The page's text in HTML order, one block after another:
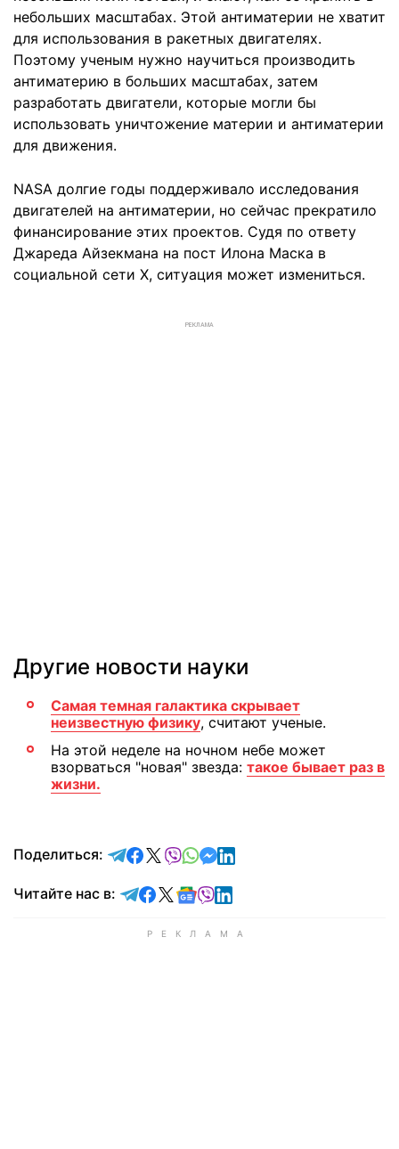
небольших масштабах. Этой антиматерии не хватит
для использования в ракетных двигателях.
Поэтому ученым нужно научиться производить
антиматерию в больших масштабах, затем
разработать двигатели, которые могли бы
использовать уничтожение материи и антиматерии
для движения.
NASA долгие годы поддерживало исследования
двигателей на антиматерии, но сейчас прекратило
финансирование этих проектов. Судя по ответу
Джареда Айзекмана на пост Илона Маска в
социальной сети Х, ситуация может измениться.
РЕКЛАМА
Другие новости науки
Самая темная галактика скрывает
неизвестную физику, считают ученые.
На этой неделе на ночном небе может
взорваться "новая" звезда: такое бывает раз в
жизни.
Поделиться: отправить в Telegram
поделиться в Facebook
поделиться в X
отправить в Viber
отправить в Whatsapp
отправить в Messenger
отправить в LinkedIn
Читайте нас в: Читайте в Telegram
Читайте в Facebook
Читайте в X
Читайте в Google news
Читайте в Viber
Читайте в LinkedIn